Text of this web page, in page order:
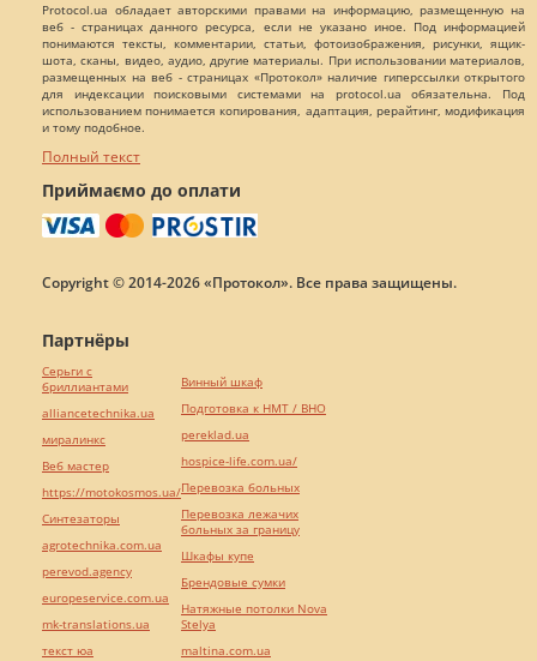
Protocol.ua обладает авторскими правами на информацию, размещенную на
веб - страницах данного ресурса, если не указано иное. Под информацией
понимаются тексты, комментарии, статьи, фотоизображения, рисунки, ящик-
шота, сканы, видео, аудио, другие материалы. При использовании материалов,
размещенных на веб - страницах «Протокол» наличие гиперссылки открытого
для индексации поисковыми системами на protocol.ua обязательна. Под
использованием понимается копирования, адаптация, рерайтинг, модификация
и тому подобное.
Полный текст
Приймаємо до оплати
Copyright © 2014-2026 «Протокол». Все права защищены.
Партнёры
Серьги с
бриллиантами
alliancetechnika.ua
миралинкс
Веб мастер
https://motokosmos.ua/
Синтезаторы
agrotechnika.com.ua
perevod.agency
europeservice.com.ua
mk-translations.ua
текст юа
Винный шкаф
Подготовка к НМТ / ВНО
pereklad.ua
hospice-life.com.ua/
Перевозка больных
Перевозка лежачих
больных за границу
Шкафы купе
Брендовые сумки
Натяжные потолки Nova
Stelya
maltina.com.ua